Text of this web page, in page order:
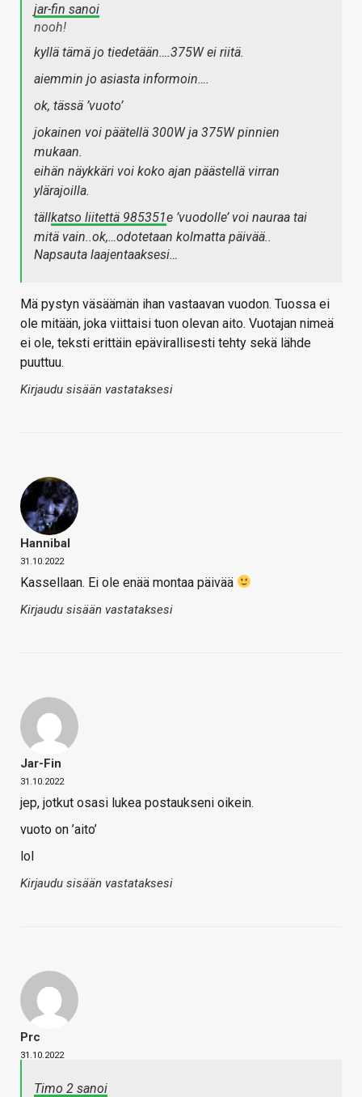
jar-fin sanoi
nooh!
kyllä tämä jo tiedetään….375W ei riitä.
aiemmin jo asiasta informoin….
ok, tässä ’vuoto’
jokainen voi päätellä 300W ja 375W pinnien
mukaan.
eihän näykkäri voi koko ajan päästellä virran
ylärajoilla.
tällkatso liitettä 985351e ’vuodolle’ voi nauraa tai
mitä vain..ok,…odotetaan kolmatta päivää..
Napsauta laajentaaksesi…
Mä pystyn väsäämän ihan vastaavan vuodon. Tuossa ei
ole mitään, joka viittaisi tuon olevan aito. Vuotajan nimeä
ei ole, teksti erittäin epävirallisesti tehty sekä lähde
puuttuu.
Kirjaudu sisään vastataksesi
Hannibal
31.10.2022
Kassellaan. Ei ole enää montaa päivää
Kirjaudu sisään vastataksesi
Jar-Fin
31.10.2022
jep, jotkut osasi lukea postaukseni oikein.
vuoto on ’aito’
lol
Kirjaudu sisään vastataksesi
Prc
31.10.2022
Timo 2 sanoi